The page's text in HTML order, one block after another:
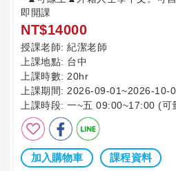
即開課
NT$14000
授課老師: 紀潔老師
上課地點: 台中
上課時數: 20hr
上課期間: 2026-09-01~2026-10-
上課時段: 一~五 09:00~17:00 (可
加入購物車 課程資料